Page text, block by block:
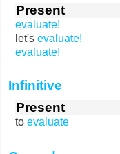
Present
evaluate!
let's evaluate!
evaluate!
Infinitive
Present
to evaluate